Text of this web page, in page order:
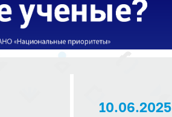
10.06.2025